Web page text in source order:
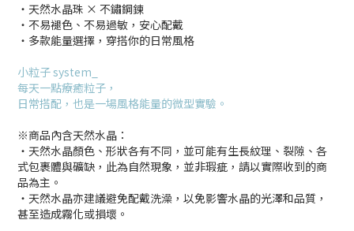
・天然水晶珠 × 不鏽鋼鍊
・不易褪色、不易過敏，安心配戴
・多款能量選擇，穿搭你的日常風格
小粒子 system_
每天一點療癒粒子，
日常搭配，也是一場風格能量的微型實驗。
※商品內含天然水晶：
‧天然水晶顏色、形狀各有不同，並可能有生長紋理、裂隙、各
式包裹體與礦缺，此為自然現象，並非瑕疵，請以實際收到的商
品為主。
‧天然水晶亦建議避免配戴洗澡，以免影響水晶的光澤和品質，
甚至造成霧化或損壞。